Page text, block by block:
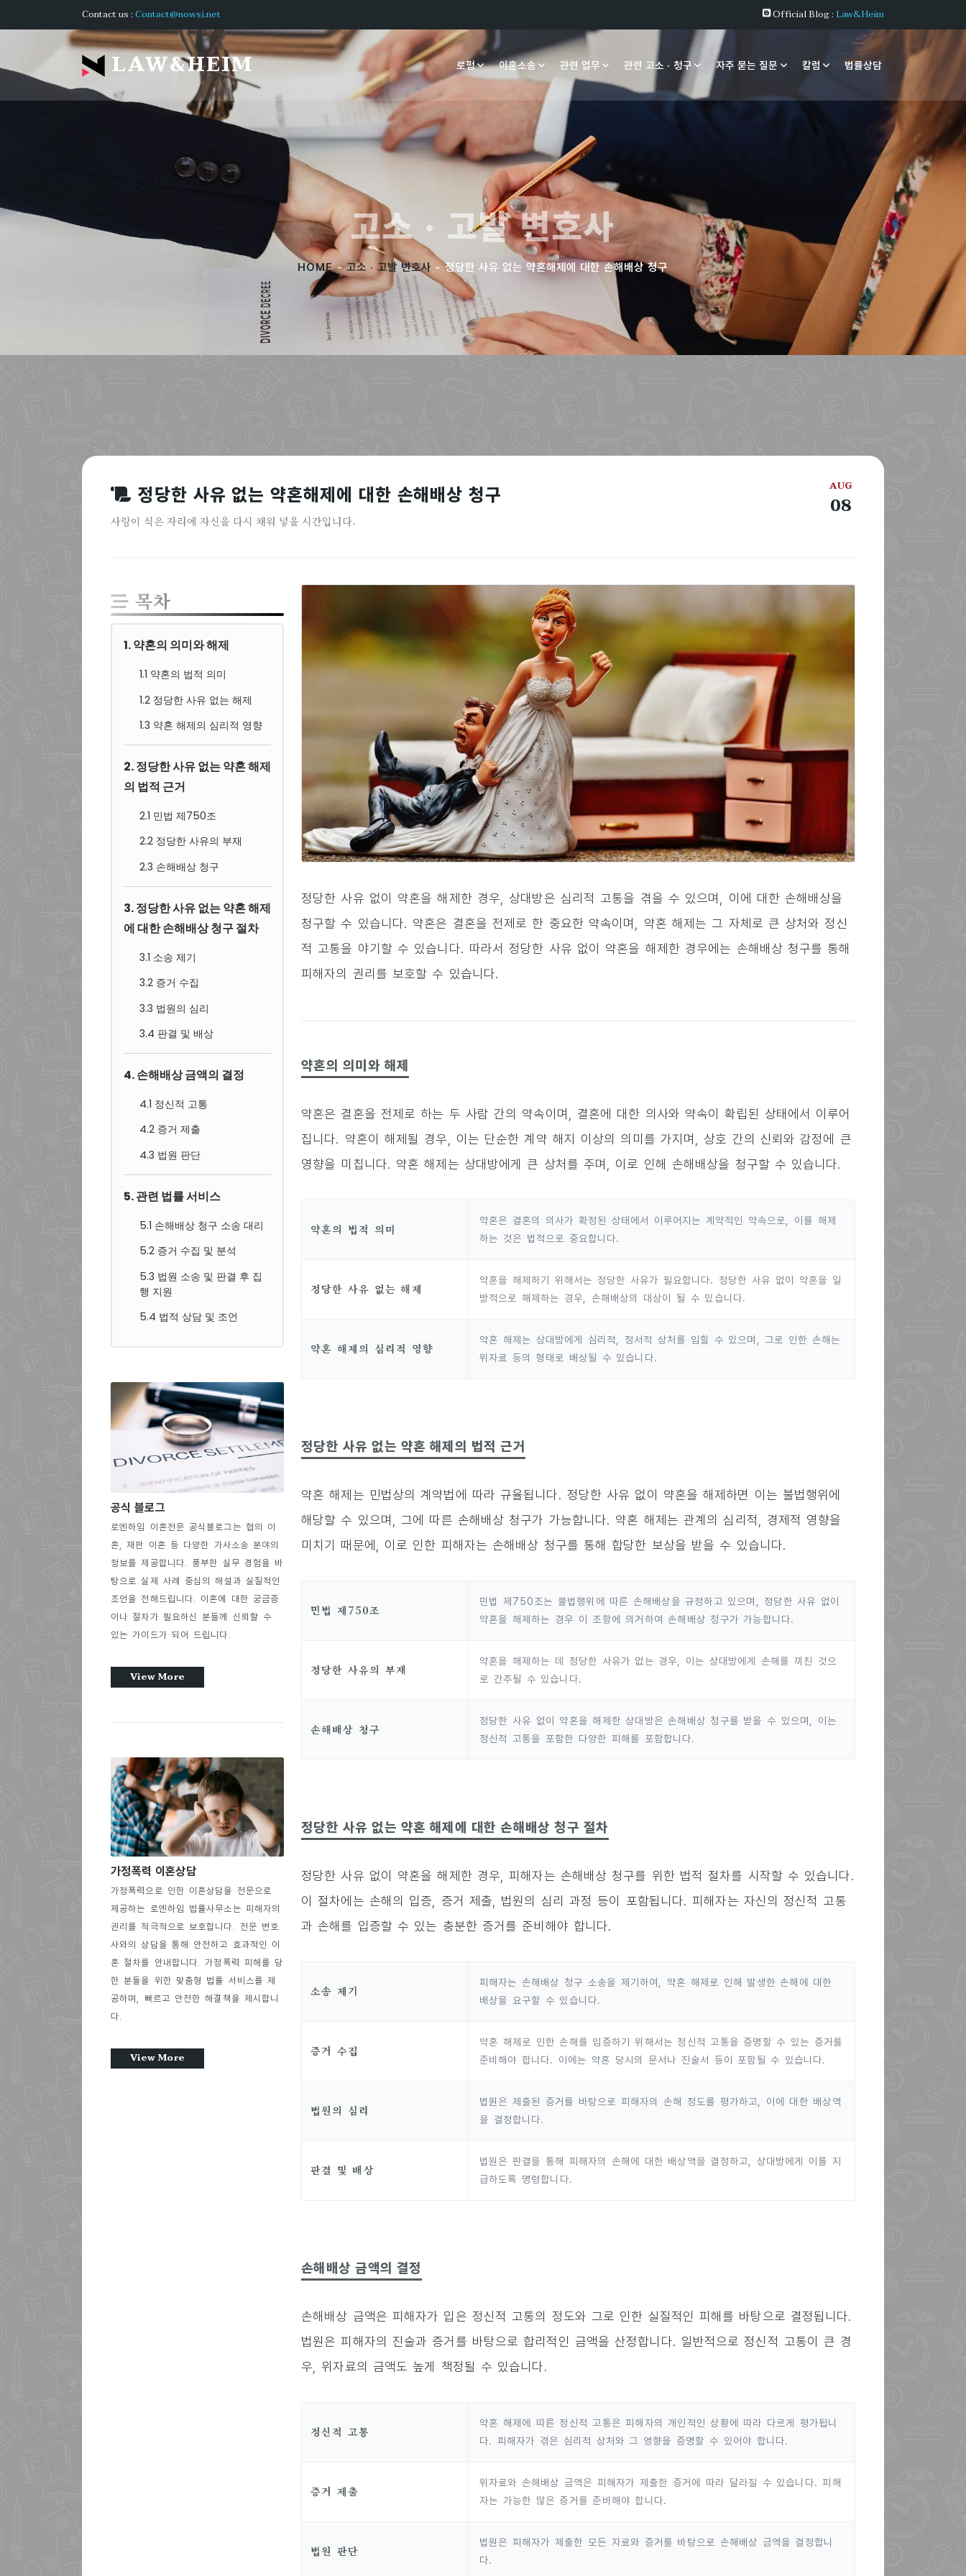
Contact us :Contact@nowsj.net Official Blog : Law&Heim
LAW&HEIM 로펌 이혼소송 관련 업무 관련 고소 · 청구 자주 묻는 질문 칼럼 법률상담
고소 · 고발 변호사
HOME-고소 · 고발 변호사 - 정당한 사유 없는 약혼해제에 대한 손해배상 청구
AUG
08
정당한 사유 없는 약혼해제에 대한 손해배상 청구
사랑이 식은 자리에 자신을 다시 채워 넣을 시간입니다.
목차
1. 약혼의 의미와 해제
1.1 약혼의 법적 의미
1.2 정당한 사유 없는 해제
1.3 약혼 해제의 심리적 영향
2. 정당한 사유 없는 약혼 해제
의 법적 근거
2.1 민법 제750조
2.2 정당한 사유의 부재
2.3 손해배상 청구
3. 정당한 사유 없는 약혼 해제
에 대한 손해배상 청구 절차
3.1 소송 제기
3.2 증거 수집
3.3 법원의 심리
3.4 판결 및 배상
4. 손해배상 금액의 결정
4.1 정신적 고통
4.2 증거 제출
4.3 법원 판단
5. 관련 법률 서비스
5.1 손해배상 청구 소송 대리
5.2 증거 수집 및 분석
5.3 법원 소송 및 판결 후 집
행 지원
5.4 법적 상담 및 조언
공식 블로그
로엔하임 이혼전문 공식블로그는 협의 이
혼, 재판 이혼 등 다양한 가사소송 분야의
정보를 제공합니다. 풍부한 실무 경험을 바
탕으로 실제 사례 중심의 해설과 실질적인
조언을 전해드립니다. 이혼에 대한 궁금증
이나 절차가 필요하신 분들께 신뢰할 수
있는 가이드가 되어 드립니다.
View More
가정폭력 이혼상담
가정폭력으로 인한 이혼상담을 전문으로
제공하는 로엔하임 법률사무소는 피해자의
권리를 적극적으로 보호합니다. 전문 변호
사와의 상담을 통해 안전하고 효과적인 이
혼 절차를 안내합니다. 가정폭력 피해를 당
한 분들을 위한 맞춤형 법률 서비스를 제
공하며, 빠르고 안전한 해결책을 제시합니
다.
View More
정당한 사유 없이 약혼을 해제한 경우, 상대방은 심리적 고통을 겪을 수 있으며, 이에 대한 손해배상을
청구할 수 있습니다. 약혼은 결혼을 전제로 한 중요한 약속이며, 약혼 해제는 그 자체로 큰 상처와 정신
적 고통을 야기할 수 있습니다. 따라서 정당한 사유 없이 약혼을 해제한 경우에는 손해배상 청구를 통해
피해자의 권리를 보호할 수 있습니다.
약혼의 의미와 해제
약혼은 결혼을 전제로 하는 두 사람 간의 약속이며, 결혼에 대한 의사와 약속이 확립된 상태에서 이루어
집니다. 약혼이 해제될 경우, 이는 단순한 계약 해지 이상의 의미를 가지며, 상호 간의 신뢰와 감정에 큰
영향을 미칩니다. 약혼 해제는 상대방에게 큰 상처를 주며, 이로 인해 손해배상을 청구할 수 있습니다.
약혼의 법적 의미
약혼은 결혼의 의사가 확정된 상태에서 이루어지는 계약적인 약속으로, 이를 해제
하는 것은 법적으로 중요합니다.
정당한 사유 없는 해제
약혼을 해제하기 위해서는 정당한 사유가 필요합니다. 정당한 사유 없이 약혼을 일
방적으로 해제하는 경우, 손해배상의 대상이 될 수 있습니다.
약혼 해제의 심리적 영향
약혼 해제는 상대방에게 심리적, 정서적 상처를 입힐 수 있으며, 그로 인한 손해는
위자료 등의 형태로 배상될 수 있습니다.
정당한 사유 없는 약혼 해제의 법적 근거
약혼 해제는 민법상의 계약법에 따라 규율됩니다. 정당한 사유 없이 약혼을 해제하면 이는 불법행위에
해당할 수 있으며, 그에 따른 손해배상 청구가 가능합니다. 약혼 해제는 관계의 심리적, 경제적 영향을
미치기 때문에, 이로 인한 피해자는 손해배상 청구를 통해 합당한 보상을 받을 수 있습니다.
민법 제750조
민법 제750조는 불법행위에 따른 손해배상을 규정하고 있으며, 정당한 사유 없이
약혼을 해제하는 경우 이 조항에 의거하여 손해배상 청구가 가능합니다.
정당한 사유의 부재
약혼을 해제하는 데 정당한 사유가 없는 경우, 이는 상대방에게 손해를 끼친 것으
로 간주될 수 있습니다.
손해배상 청구
정당한 사유 없이 약혼을 해제한 상대방은 손해배상 청구를 받을 수 있으며, 이는
정신적 고통을 포함한 다양한 피해를 포함합니다.
정당한 사유 없는 약혼 해제에 대한 손해배상 청구 절차
정당한 사유 없이 약혼을 해제한 경우, 피해자는 손해배상 청구를 위한 법적 절차를 시작할 수 있습니다.
이 절차에는 손해의 입증, 증거 제출, 법원의 심리 과정 등이 포함됩니다. 피해자는 자신의 정신적 고통
과 손해를 입증할 수 있는 충분한 증거를 준비해야 합니다.
소송 제기
피해자는 손해배상 청구 소송을 제기하여, 약혼 해제로 인해 발생한 손해에 대한
배상을 요구할 수 있습니다.
증거 수집
약혼 해제로 인한 손해를 입증하기 위해서는 정신적 고통을 증명할 수 있는 증거를
준비해야 합니다. 이에는 약혼 당시의 문서나 진술서 등이 포함될 수 있습니다.
법원의 심리
법원은 제출된 증거를 바탕으로 피해자의 손해 정도를 평가하고, 이에 대한 배상액
을 결정합니다.
판결 및 배상
법원은 판결을 통해 피해자의 손해에 대한 배상액을 결정하고, 상대방에게 이를 지
급하도록 명령합니다.
손해배상 금액의 결정
손해배상 금액은 피해자가 입은 정신적 고통의 정도와 그로 인한 실질적인 피해를 바탕으로 결정됩니다.
법원은 피해자의 진술과 증거를 바탕으로 합리적인 금액을 산정합니다. 일반적으로 정신적 고통이 큰 경
우, 위자료의 금액도 높게 책정될 수 있습니다.
정신적 고통
약혼 해제에 따른 정신적 고통은 피해자의 개인적인 상황에 따라 다르게 평가됩니
다. 피해자가 겪은 심리적 상처와 그 영향을 증명할 수 있어야 합니다.
증거 제출
위자료와 손해배상 금액은 피해자가 제출한 증거에 따라 달라질 수 있습니다. 피해
자는 가능한 많은 증거를 준비해야 합니다.
법원 판단
법원은 피해자가 제출한 모든 자료와 증거를 바탕으로 손해배상 금액을 결정합니
다.